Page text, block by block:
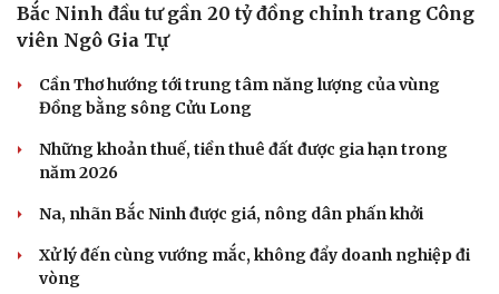
Doanh nghiệp
Thông tin doanh nghiệp
Doanh nghiệp 24h
Công nghệ
Sành điệu
Bắc Ninh đầu tư gần 20 tỷ đồng chỉnh trang Công
viên Ngô Gia Tự
Cần Thơ hướng tới trung tâm năng lượng của vùng
Đồng bằng sông Cửu Long
Những khoản thuế, tiền thuê đất được gia hạn trong
năm 2026
Na, nhãn Bắc Ninh được giá, nông dân phấn khởi
Xử lý đến cùng vướng mắc, không đẩy doanh nghiệp đi
vòng